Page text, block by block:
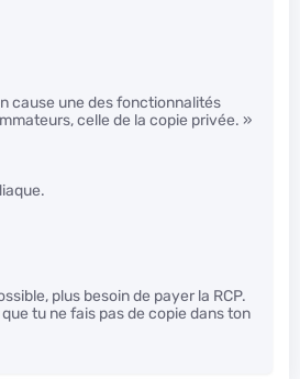
cause une des fonctionnalités
celle de la copie privée. »
plus besoin de payer la RCP.
tu ne fais pas de copie dans ton